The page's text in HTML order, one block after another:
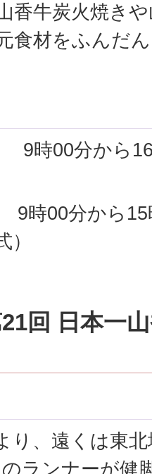
香牛炭火焼き
食材をふんだ
9時00分から
9時00分から
回 日本一
り、遠くは東
ランナーが健